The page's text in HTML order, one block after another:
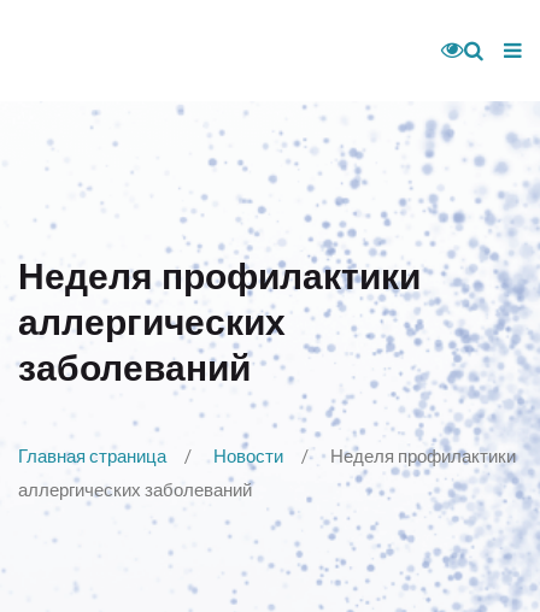
Неделя профилактики
аллергических
заболеваний
Главная страница Новости
Неделя профилактики
аллергических заболеваний